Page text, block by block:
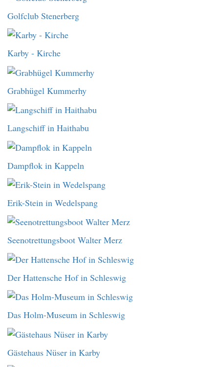
Golfclub Stenerberg
Karby - Kirche
Grabhügel Kummerhy
Langschiff in Haithabu
Dampflok in Kappeln
Erik-Stein in Wedelspang
Seenotrettungsboot Walter Merz
Der Hattensche Hof in Schleswig
Das Holm-Museum in Schleswig
Gästehaus Nüser in Karby